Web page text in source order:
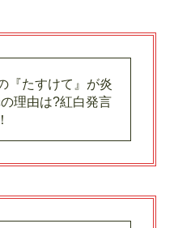
『たすけて』が炎
の理由は?紅白発言